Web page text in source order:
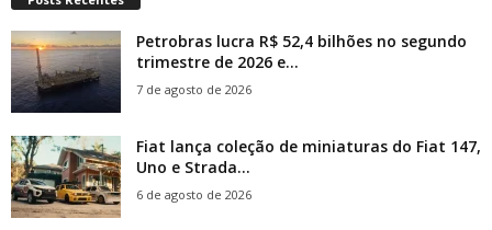
Petrobras lucra R$ 52,4 bilhões no segundo
trimestre de 2026 e...
7 de agosto de 2026
Fiat lança coleção de miniaturas do Fiat 147,
Uno e Strada...
6 de agosto de 2026